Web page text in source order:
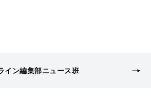
イン編集部ニュース班